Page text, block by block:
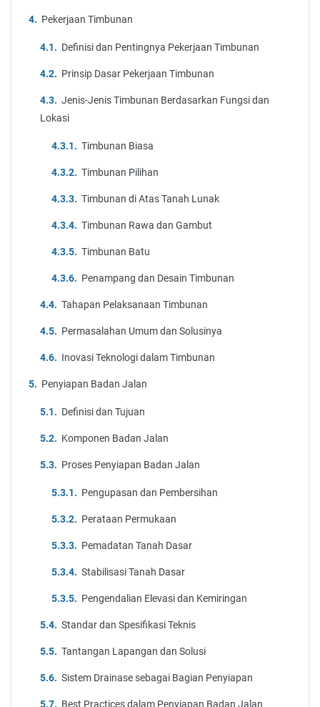
Pekerjaan Timbunan
Definisi dan Pentingnya Pekerjaan Timbunan
Prinsip Dasar Pekerjaan Timbunan
Jenis-Jenis Timbunan Berdasarkan Fungsi dan
Lokasi
Timbunan Biasa
Timbunan Pilihan
Timbunan di Atas Tanah Lunak
Timbunan Rawa dan Gambut
Timbunan Batu
Penampang dan Desain Timbunan
Tahapan Pelaksanaan Timbunan
Permasalahan Umum dan Solusinya
Inovasi Teknologi dalam Timbunan
Penyiapan Badan Jalan
Definisi dan Tujuan
Komponen Badan Jalan
Proses Penyiapan Badan Jalan
Pengupasan dan Pembersihan
Perataan Permukaan
Pemadatan Tanah Dasar
Stabilisasi Tanah Dasar
Pengendalian Elevasi dan Kemiringan
Standar dan Spesifikasi Teknis
Tantangan Lapangan dan Solusi
Sistem Drainase sebagai Bagian Penyiapan
Best Practices dalam Penyiapan Badan Jalan